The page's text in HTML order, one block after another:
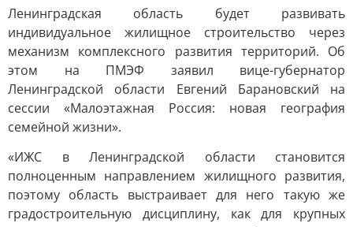
Ленинградская область будет развивать
индивидуальное жилищное строительство через
механизм комплексного развития территорий. Об
этом на ПМЭФ заявил вице-губернатор
Ленинградской области Евгений Барановский на
сессии «Малоэтажная Россия: новая география
семейной жизни».
«ИЖС в Ленинградской области становится
полноценным направлением жилищного развития,
поэтому область выстраивает для него такую же
градостроительную дисциплину, как для крупных